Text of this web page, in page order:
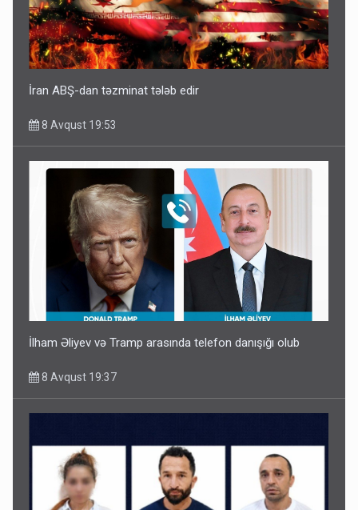
İran ABŞ-dan təzminat tələb edir
8 Avqust 19:53
İlham Əliyev və Tramp arasında telefon danışığı olub
8 Avqust 19:37